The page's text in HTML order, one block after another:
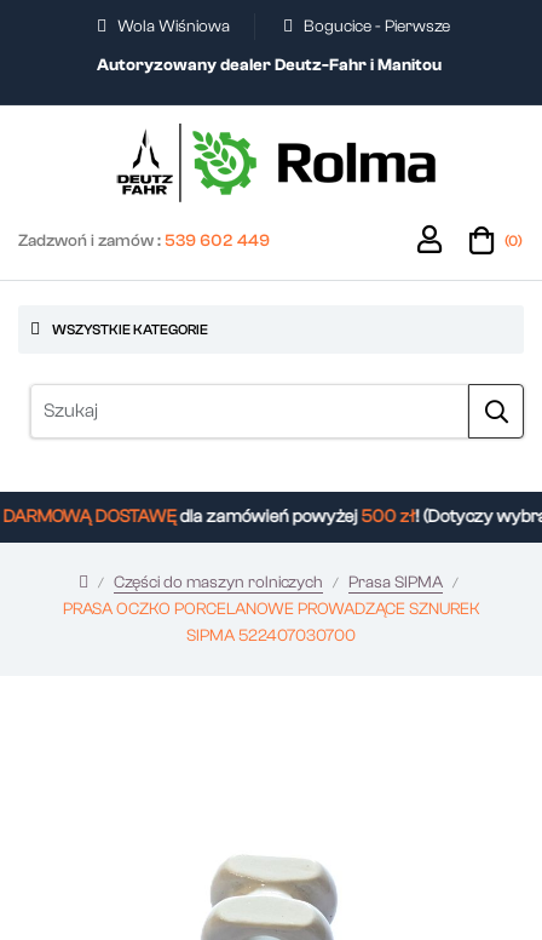
Wola Wiśniowa
Bogucice - Pierwsze
Autoryzowany dealer Deutz-Fahr i Manitou
Zadzwoń i zamów :539 602 449 (0)
WSZYSTKIE KATEGORIE
DOSTAWĘdla zamówień powyżej500 zł! (Dotyczy
Części do maszyn rolniczych
Prasa SIPMA
PRASA OCZKO PORCELANOWE PROWADZĄCE SZNUREK
SIPMA 522407030700